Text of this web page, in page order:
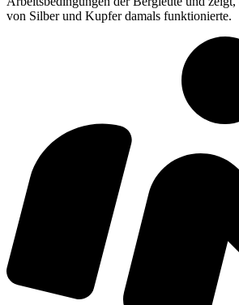
von Silber und Kupfer damals funktionierte.